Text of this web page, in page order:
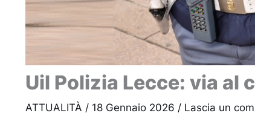
Uil Polizia Lecce: via al
ATTUALITÀ / 18 Gennaio 2026 / Lascia un